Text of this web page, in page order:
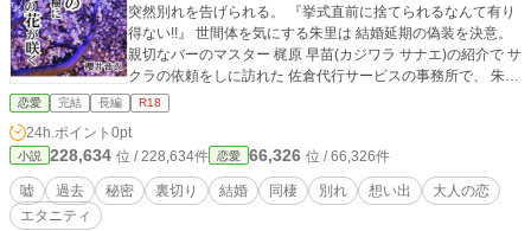
突然別れを告げられる。 『挙式直前に捨てられるなんて有り
得ない!!』 世間体を気にする朱里は 結婚延期の偽装を決意。
親切なバーのマスター 梶原 早苗(カジワラ サナエ)の紹介で サ
クラの依頼をしに訪れた 佐倉代行サービスの事務所で、 朱里
は思いがけない人物と再会する。 椎名 順平(シイナ ジュンペ
イ)、 かつて朱里が捨てた男。 しかし順平は昔とは随分変わ
っていて……。 朱里が順平の前から黙って姿を消したのは、
重くて深い理由があった。 ～＊～＊～＊～＊～＊～＊～＊～
嘘という名の いつ沈むかも知れない泥舟で 私は世間という荒
れた大海原を進む。 いつ沈むかも知れない泥舟を守れるのは
恋愛 完結 長編 R18
24h.ポイント 0pt
小説 228,634 位 / 228,634件 恋愛 66,326 位 / 66,326件
嘘 過去 秘密 裏切り 結婚 同棲 別れ 想い出
大人の恋
エタニティ